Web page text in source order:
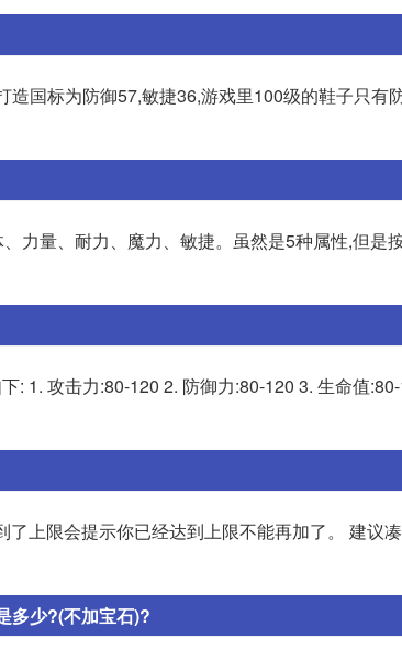
国标为防御57,敏捷36,游戏里100级的鞋子只有
力量、耐力、魔力、敏捷。虽然是5种属性,但是
: 1. 攻击力:80-120 2. 防御力:80-120 3. 生命值
上限会提示你已经达到上限不能再加了。 建议
多少?(不加宝石)?